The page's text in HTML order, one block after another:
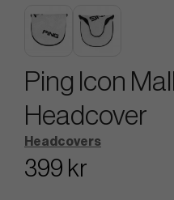
Ping Icon
Headcover
Headcovers
399 kr